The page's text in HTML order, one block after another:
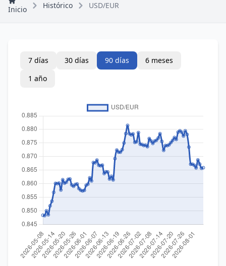
Inicio Histórico USD/EUR
7 días 30 días 90 días
6 meses
1 año